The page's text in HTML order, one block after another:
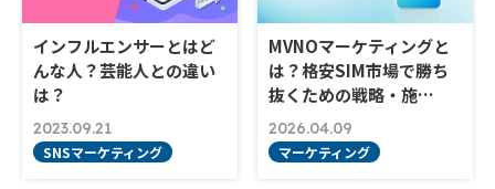
インフルエンサーとはど
んな人？芸能人との違い
は？
2023.09.21
SNSマーケティング
MVNOマーケティングと
は？格安SIM市場で勝ち
抜くための戦略・施…
2026.04.09
マーケティング